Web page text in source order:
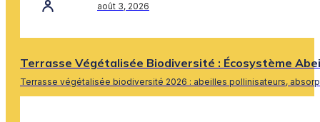
août 3, 2026
Terrasse Végétalisée Biodiversité : Écosystème
Terrasse végétalisée biodiversité 2026 : abeilles pollinisateurs,